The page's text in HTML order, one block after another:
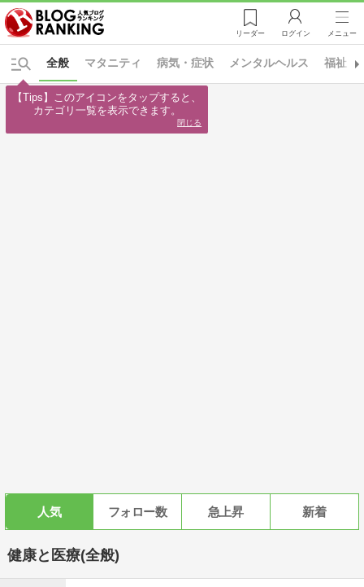
リーダー ログイン メニュー
マタニティ 病気・症状 メンタルヘルス 福祉・
全般
人気 フォロー数 急上昇 新着
健康と医療(全般)
【Tips】このアイコンをタップすると、
カテゴリ一覧を表示できます。
閉じる